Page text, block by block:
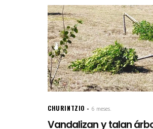
CHURINTZIO 6 meses.
Vandalizan y talan